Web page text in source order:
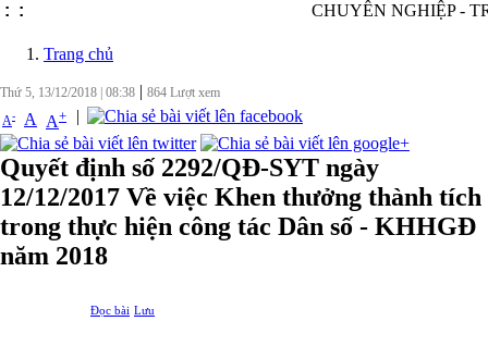
: : CHUYÊN NGHIỆP -
Trang chủ
Thứ 5, 13/12/2018 08:38 | 864 Lượt xem
A- A A+ |
Quyết định số 2292/QĐ-SYT ngày
12/12/2017 Về việc Khen thưởng thành tích
trong thực hiện công tác Dân số - KHHGĐ
năm 2018
Đọc bài Lưu